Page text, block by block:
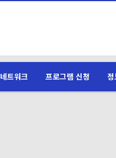
네트워크 프로그램 신청